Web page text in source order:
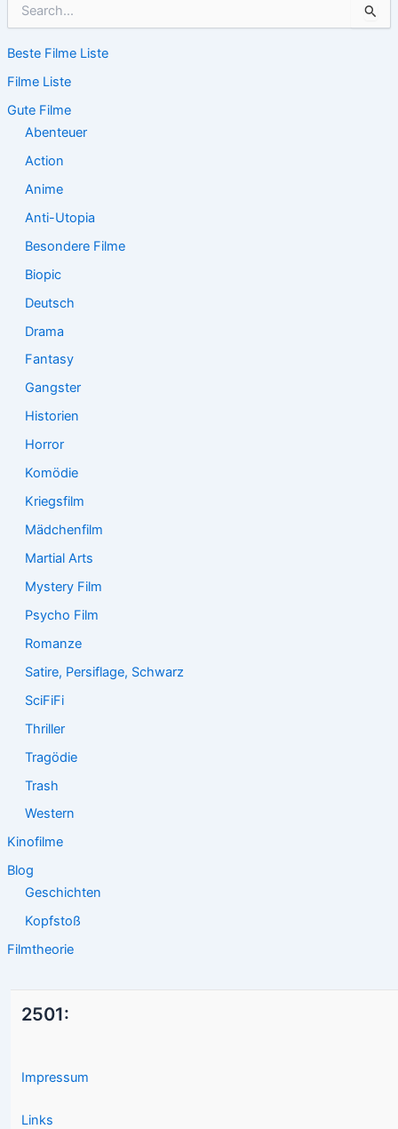
h
n
n
Beste Filme Liste
Filme Liste
Gute Filme
Abenteuer
Action
Anime
Anti-Utopia
Besondere Filme
Biopic
Deutsch
Drama
Fantasy
Gangster
Historien
Horror
Komödie
Kriegsfilm
Mädchenfilm
Martial Arts
Mystery Film
Psycho Film
Romanze
Satire, Persiflage, Schwarz
SciFiFi
Thriller
Tragödie
Trash
Western
Kinofilme
Blog
Geschichten
Kopfstoß
Filmtheorie
2501:
Impressum
Links